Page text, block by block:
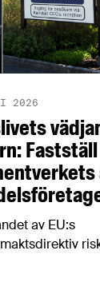
Fastställ
2026
av EU:s